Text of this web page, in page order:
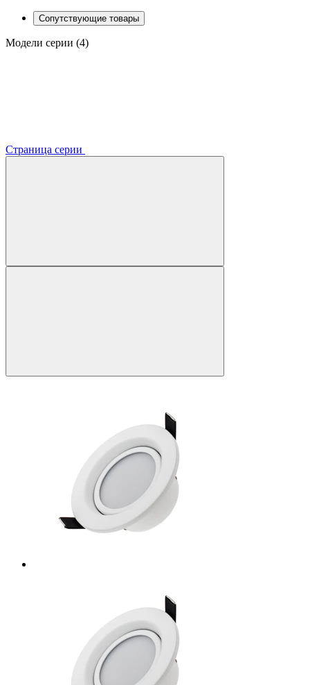
Сопутствующие товары
Модели серии (4)
Страница серии